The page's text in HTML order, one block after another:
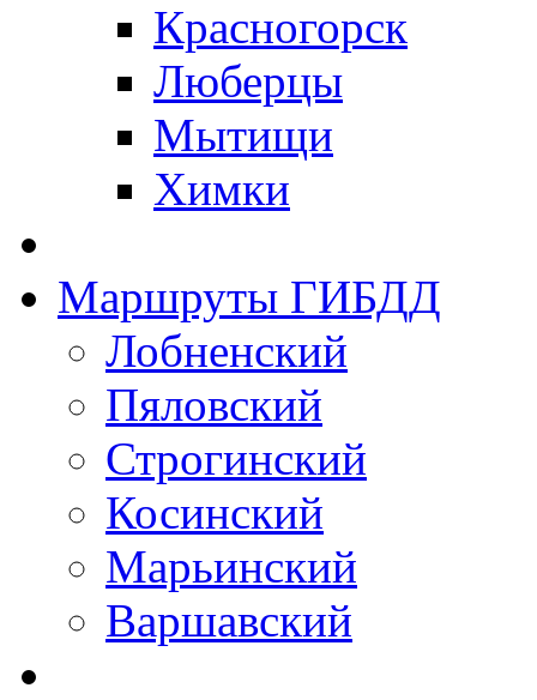
Красногорск
Люберцы
Мытищи
Химки
Маршруты ГИБДД
Лобненский
Пяловский
Строгинский
Косинский
Марьинский
Варшавский